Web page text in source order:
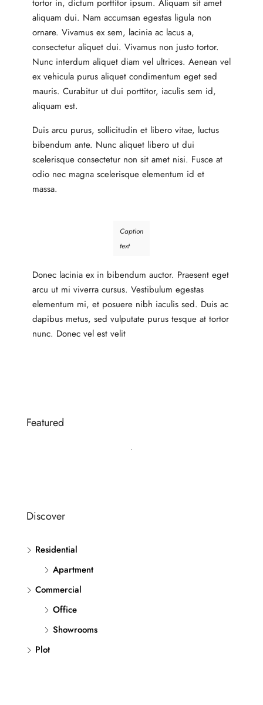
tortor in, dictum porttitor ipsum. Aliquam sit amet
aliquam dui. Nam accumsan egestas ligula non
ornare. Vivamus ex sem, lacinia ac lacus a,
consectetur aliquet dui. Vivamus non justo tortor.
Nunc interdum aliquet diam vel ultrices. Aenean vel
ex vehicula purus aliquet condimentum eget sed
mauris. Curabitur ut dui porttitor, iaculis sem id,
aliquam est.
Duis arcu purus, sollicitudin et libero vitae, luctus
bibendum ante. Nunc aliquet libero ut dui
scelerisque consectetur non sit amet nisi. Fusce at
odio nec magna scelerisque elementum id et
massa.
Caption
text
Donec lacinia ex in bibendum auctor. Praesent eget
arcu ut mi viverra cursus. Vestibulum egestas
elementum mi, et posuere nibh iaculis sed. Duis ac
dapibus metus, sed vulputate purus tesque at tortor
nunc. Donec vel est velit
Featured
Discover
Residential
Apartment
Commercial
Office
Showrooms
Plot